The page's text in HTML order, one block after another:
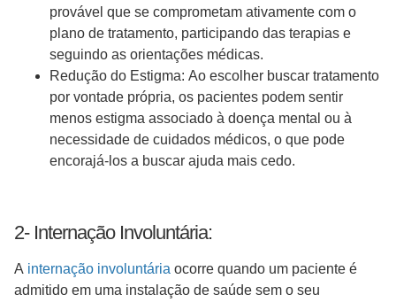
provável que se comprometam ativamente com o
plano de tratamento, participando das terapias e
seguindo as orientações médicas.
Redução do Estigma: Ao escolher buscar tratamento
por vontade própria, os pacientes podem sentir
menos estigma associado à doença mental ou à
necessidade de cuidados médicos, o que pode
encorajá-los a buscar ajuda mais cedo.
2- Internação Involuntária:
A internação involuntária ocorre quando um paciente é
admitido em uma instalação de saúde sem o seu